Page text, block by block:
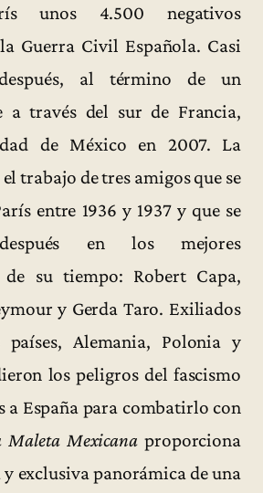
unos 4.500 negativos
Guerra Civil Española. Casi
al término de un
a través del sur de Francia,
de México en 2007. La
trabajo de tres amigos que se
entre 1936 y 1937 y que se
en los mejores
su tiempo: Robert Capa,
y Gerda Taro. Exiliados
Alemania, Polonia y
los peligros del fascismo
a España para combatirlo con
Maleta Mexicanaproporciona
exclusiva panorámica de una